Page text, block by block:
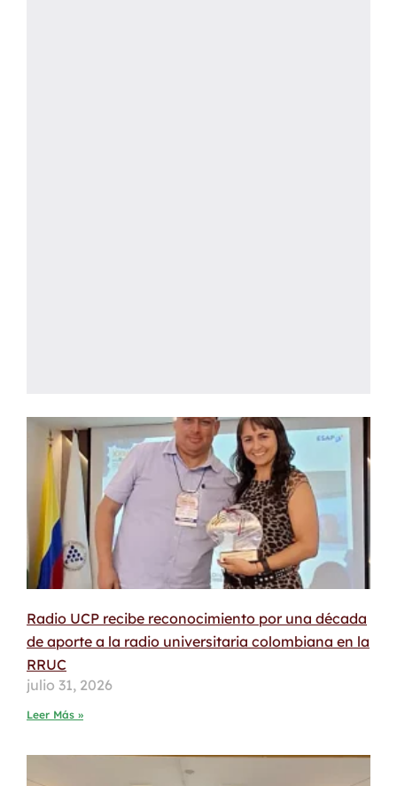
Radio UCP recibe reconocimiento por una década
de aporte a la radio universitaria colombiana en la
RRUC
julio 31, 2026
Leer Más »